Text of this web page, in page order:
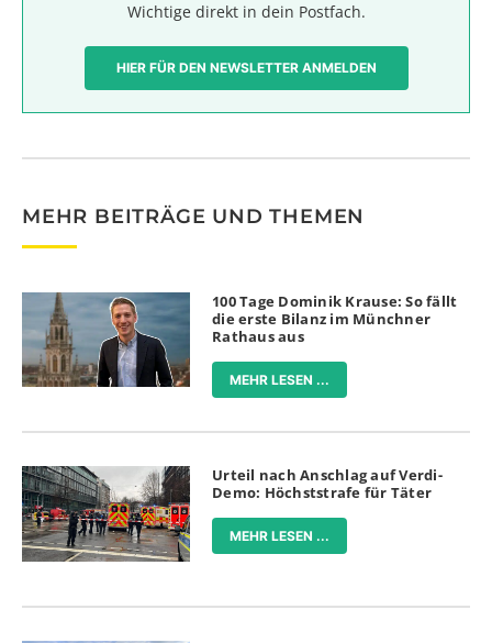
Wichtige direkt in dein Postfach.
HIER FÜR DEN NEWSLETTER ANMELDEN
MEHR BEITRÄGE UND THEMEN
100 Tage Dominik Krause: So fällt
die erste Bilanz im Münchner
Rathaus aus
MEHR LESEN ...
Urteil nach Anschlag auf Verdi-
Demo: Höchststrafe für Täter
MEHR LESEN ...